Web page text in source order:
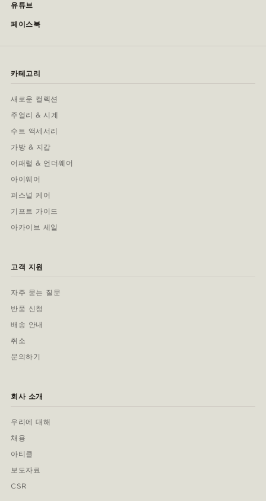
유튜브
페이스북
카테고리
새로운 컬렉션
주얼리 & 시계
수트 액세서리
가방 & 지갑
어패럴 & 언더웨어
아이웨어
퍼스널 케어
기프트 가이드
아카이브 세일
고객 지원
자주 묻는 질문
반품 신청
배송 안내
취소
문의하기
회사 소개
우리에 대해
채용
아티클
보도자료
CSR